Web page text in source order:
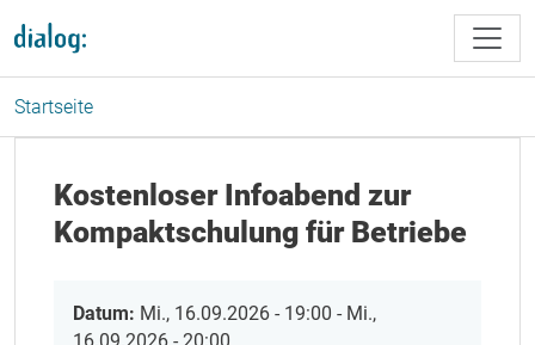
Startseite
Kostenloser Infoabend zur
Kompaktschulung für Betriebe
Datum: Mi., 16.09.2026 - 19:00 - Mi.,